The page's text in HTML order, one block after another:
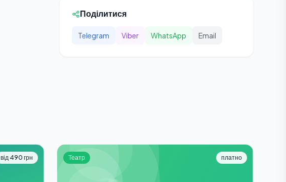
Поділитися
Telegram Viber WhatsApp Email
від 490 грн Театр платно